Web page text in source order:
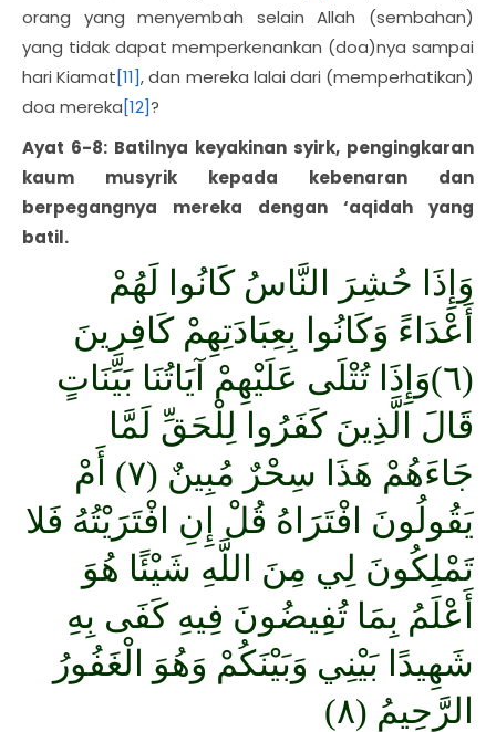
orang yang menyembah selain Allah (sembahan)
yang tidak dapat memperkenankan (doa)nya sampai
hari Kiamat[11], dan mereka lalai dari (memperhatikan)
doa mereka[12]?
Ayat 6-8: Batilnya keyakinan syirk, pengingkaran
kaum musyrik kepada kebenaran dan
berpegangnya mereka dengan ‘aqidah yang
batil.
وَإِذَا حُشِرَ النَّاسُ كَانُوا لَهُمْ
أَعْدَاءً وَكَانُوا بِعِبَادَتِهِمْ كَافِرِينَ
(٦)وَإِذَا تُتْلَى عَلَيْهِمْ آيَاتُنَا بَيِّنَاتٍ
قَالَ الَّذِينَ كَفَرُوا لِلْحَقِّ لَمَّا
جَاءَهُمْ هَذَا سِحْرٌ مُبِينٌ (٧) أَمْ
يَقُولُونَ افْتَرَاهُ قُلْ إِنِ افْتَرَيْتُهُ فَلا
تَمْلِكُونَ لِي مِنَ اللَّهِ شَيْئًا هُوَ
أَعْلَمُ بِمَا تُفِيضُونَ فِيهِ كَفَى بِهِ
شَهِيدًا بَيْنِي وَبَيْنَكُمْ وَهُوَ الْغَفُورُ
الرَّحِيمُ (٨)